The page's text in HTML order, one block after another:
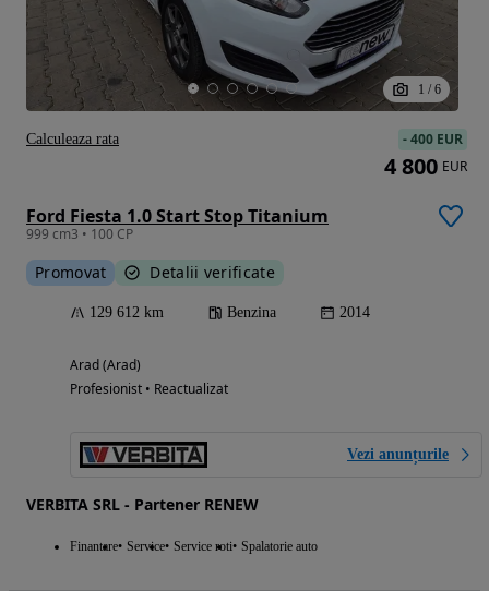
1 / 6
Ford Fiesta 1.0 Start Stop Titanium
999 cm3 • 100 CP
Promovat Detalii verificate
129 612 km Benzina 2014
Arad (Arad)
Profesionist • Reactualizat
Vezi anunțurile
VERBITA SRL - Partener RENEW
Finantare Service Service roti Spalatorie auto
-400 EUR
4 800 EUR
Calculeaza rata